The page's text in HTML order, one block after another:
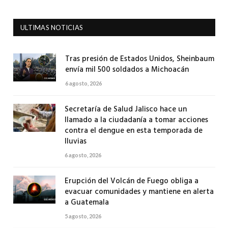
ULTIMAS NOTICIAS
Tras presión de Estados Unidos, Sheinbaum
envía mil 500 soldados a Michoacán
6 agosto, 2026
Secretaría de Salud Jalisco hace un
llamado a la ciudadanía a tomar acciones
contra el dengue en esta temporada de
lluvias
6 agosto, 2026
Erupción del Volcán de Fuego obliga a
evacuar comunidades y mantiene en alerta
a Guatemala
5 agosto, 2026